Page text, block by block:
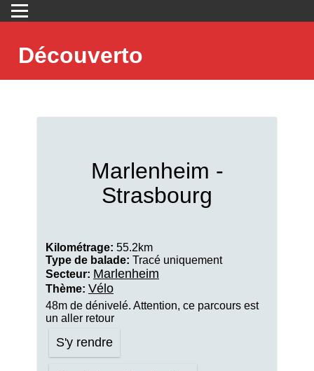
Découverto
Marlenheim -
Strasbourg
Kilométrage: 55.2km
Type de balade: Tracé uniquement
Secteur: Marlenheim
Thème: Vélo
48m de dénivelé. Attention, ce parcours est
un aller retour
S'y rendre